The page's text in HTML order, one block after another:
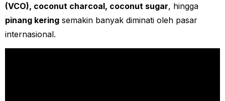
(VCO), coconut charcoal, coconut sugar, hingga
pinang kering semakin banyak diminati oleh pasar
internasional.